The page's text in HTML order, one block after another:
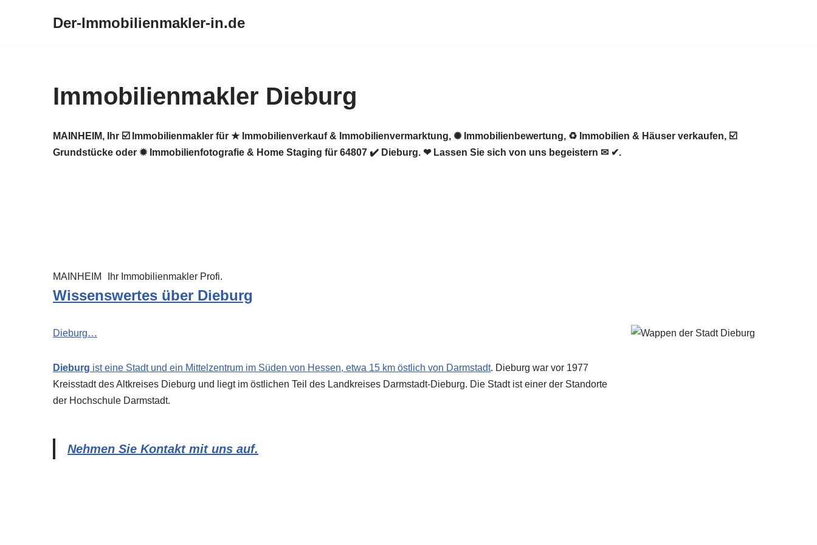
Der-Immobilienmakler-in.de
Immobilienmakler Dieburg
MAINHEIM, Ihr ☑️ Immobilienmakler für ★ Immobilienverkauf & Immobilienvermarktung, ✺ Immobilienbewertung, ♻ Immobilien & Häuser verkaufen, ☑️
Grundstücke oder ✹ Immobilienfotografie & Home Staging für 64807 ✔️ Dieburg. ❤ Lassen Sie sich von uns begeistern ✉ ✔.
MAINHEIM Ihr Immobilienmakler Profi.
Wissenswertes über Dieburg
Dieburg…
Dieburg ist eine Stadt und ein Mittelzentrum im Süden von Hessen, etwa 15 km östlich von Darmstadt. Dieburg war vor 1977
Kreisstadt des Altkreises Dieburg und liegt im östlichen Teil des Landkreises Darmstadt-Dieburg. Die Stadt ist einer der Standorte
der Hochschule Darmstadt.
Nehmen Sie Kontakt mit uns auf.